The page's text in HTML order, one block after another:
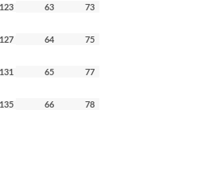
63 73
64 75
65 77
66 78